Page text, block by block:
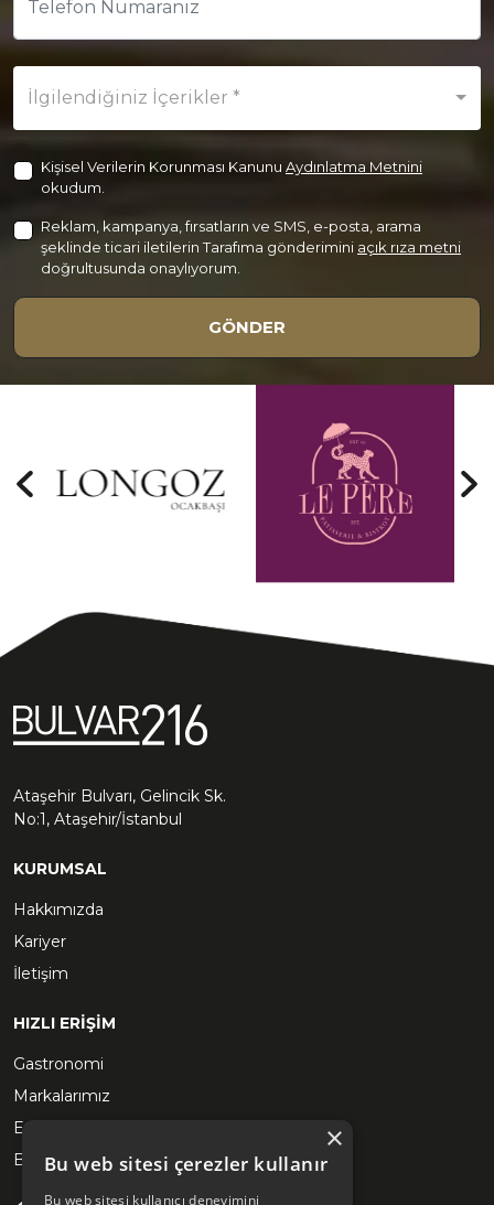
İlgilendiğiniz İçerikler *
Kişisel Verilerin Korunması Kanunu Aydınlatma Metnini
okudum.
Reklam, kampanya, fırsatların ve SMS, e-posta, arama
şeklinde ticari iletilerin Tarafıma gönderimini açık rıza metni
doğrultusunda onaylıyorum.
Ataşehir Bulvarı, Gelincik Sk.
No:1, Ataşehir/İstanbul
KURUMSAL
Hakkımızda
Kariyer
İletişim
HIZLI ERİŞİM
Gastronomi
Markalarımız
Etkinlikler
Blog
×
Bu web sitesi çerezler kullanır
Bu web sitesi kullanıcı deneyimini